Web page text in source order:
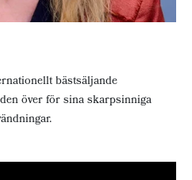
bästsäljande
över för sina skarpsinniga